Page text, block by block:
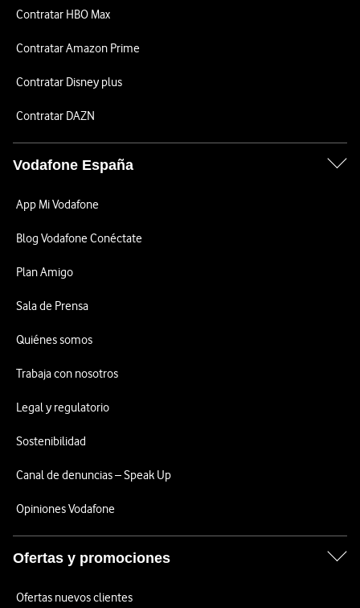
Contratar HBO Max
Contratar Amazon Prime
Contratar Disney plus
Contratar DAZN
Vodafone España
App Mi Vodafone
Blog Vodafone Conéctate
Plan Amigo
Sala de Prensa
Quiénes somos
Trabaja con nosotros
Legal y regulatorio
Sostenibilidad
Canal de denuncias – Speak Up
Opiniones Vodafone
Ofertas y promociones
Ofertas nuevos clientes